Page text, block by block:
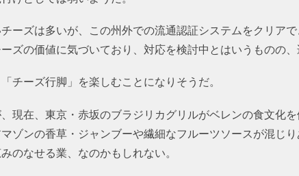
ズの価値に気づいており、対応を検討中とはいうものの
ゾンの香草・ジャンブーや繊細なフルーツソースが混じ
のなせる業、なのかもしれない。